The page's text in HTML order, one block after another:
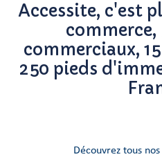
Accessite, c'est
commerce,
commerciaux,
250 pieds
Découvrez tous